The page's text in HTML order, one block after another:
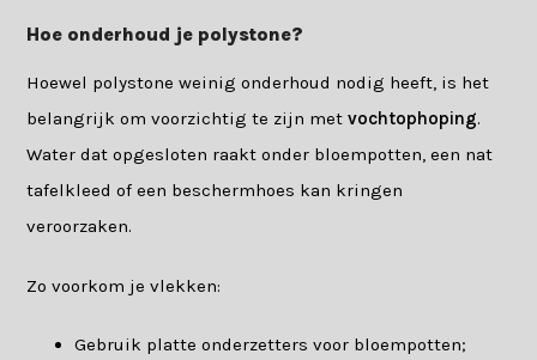
Hoe onderhoud je polystone?
Hoewel polystone weinig onderhoud nodig heeft, is het
belangrijk om voorzichtig te zijn metvochtophoping.
Water dat opgesloten raakt onder bloempotten, een nat
tafelkleed of een beschermhoes kan kringen
veroorzaken.
Zo voorkom je vlekken:
Gebruik platte onderzetters voor bloempotten;